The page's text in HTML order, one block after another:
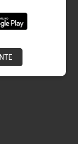
terceiro
comentam sobre
existente